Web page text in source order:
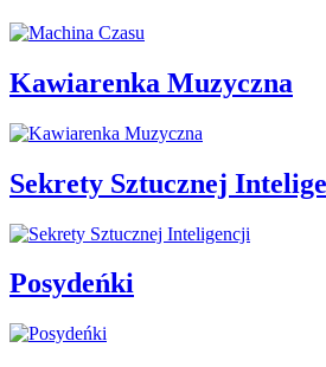
Kawiarenka Muzyczna
Sekrety Sztucznej
Posydeńki